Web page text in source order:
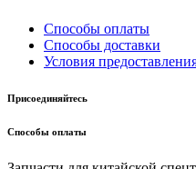
Способы оплаты
Способы доставки
Условия
Присоединяйтесь
Способы оплаты